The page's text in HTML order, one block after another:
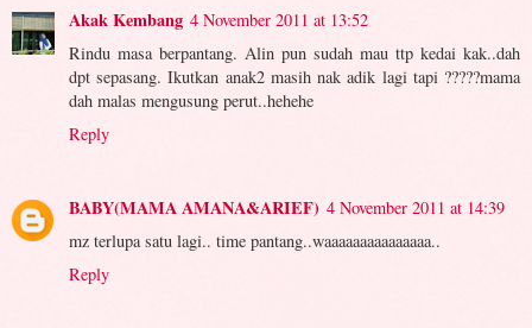
Akak Kembang 4 November 2011 at 13:52
Rindu masa berpantang. Alin pun sudah mau ttp kedai kak..dah
dpt sepasang. Ikutkan anak2 masih nak adik lagi tapi ?????mama
dah malas mengusung perut..hehehe
Reply
BABY(MAMA AMANA&ARIEF) 4 November 2011 at 14:39
mz terlupa satu lagi.. time pantang..waaaaaaaaaaaaaaa..
Reply